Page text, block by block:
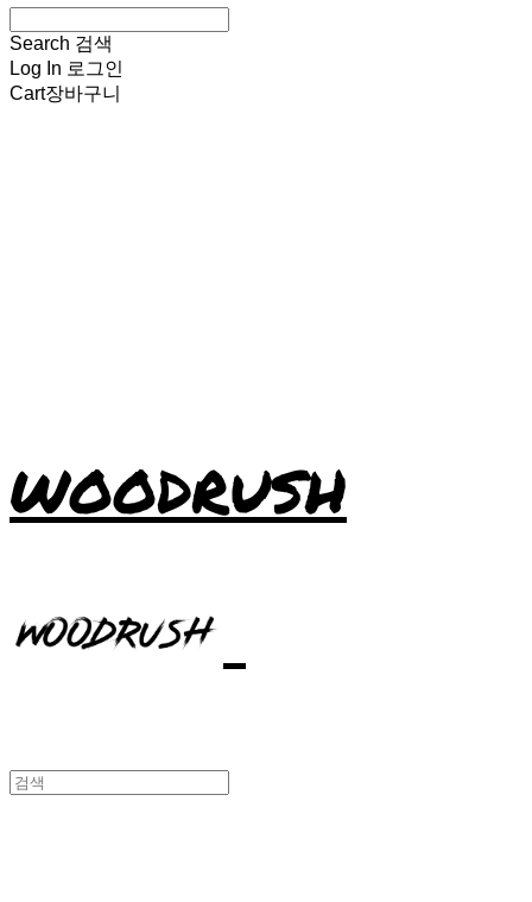
Search 검색
Log In 로그인
Cart장바구니
WOODRUSH